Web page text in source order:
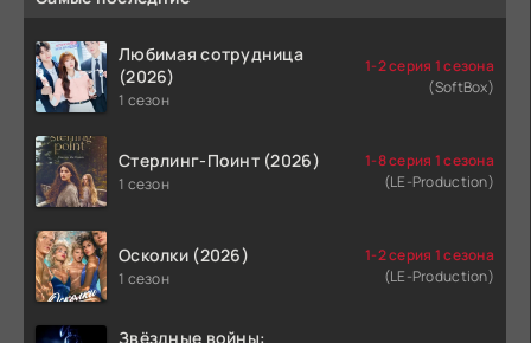
Любимая сотрудница
(2026)
1 сезон
1-2 серия 1 сезона
(SoftBox)
Стерлинг-Поинт (2026)
1 сезон
1-8 серия 1 сезона
(LE-Production)
Осколки (2026)
1 сезон
1-2 серия 1 сезона
(LE-Production)
Звёздные войны: